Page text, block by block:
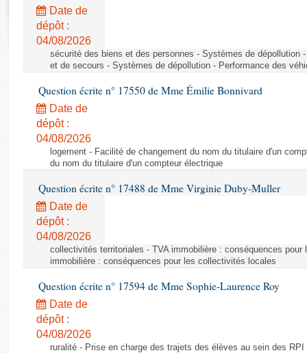
Rapports législatifs
Rapports sur l'application des lois
Baromètre de l’application des lois
Dossiers législatifs
Budget et sécurité sociale
Questions écrites et orales
Comptes rendus des débats
Date de
dépôt :
04/08/2026
sécurité des biens et des personnes - Systèmes de dépollution
et de secours - Systèmes de dépollution - Performance des
Question écrite n° 17550 de Mme Émilie Bonnivard
Date de
dépôt :
04/08/2026
logement - Facilité de changement du nom du titulaire d'un
du nom du titulaire d'un compteur électrique
Question écrite n° 17488 de Mme Virginie Duby-Muller
Date de
dépôt :
04/08/2026
collectivités territoriales - TVA immobilière : conséquences
immobilière : conséquences pour les collectivités locales
Question écrite n° 17594 de Mme Sophie-Laurence Roy
Date de
dépôt :
04/08/2026
ruralité - Prise en charge des trajets des élèves au sein des